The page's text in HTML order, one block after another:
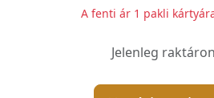
A fenti ár 1 pakli
Jelenleg